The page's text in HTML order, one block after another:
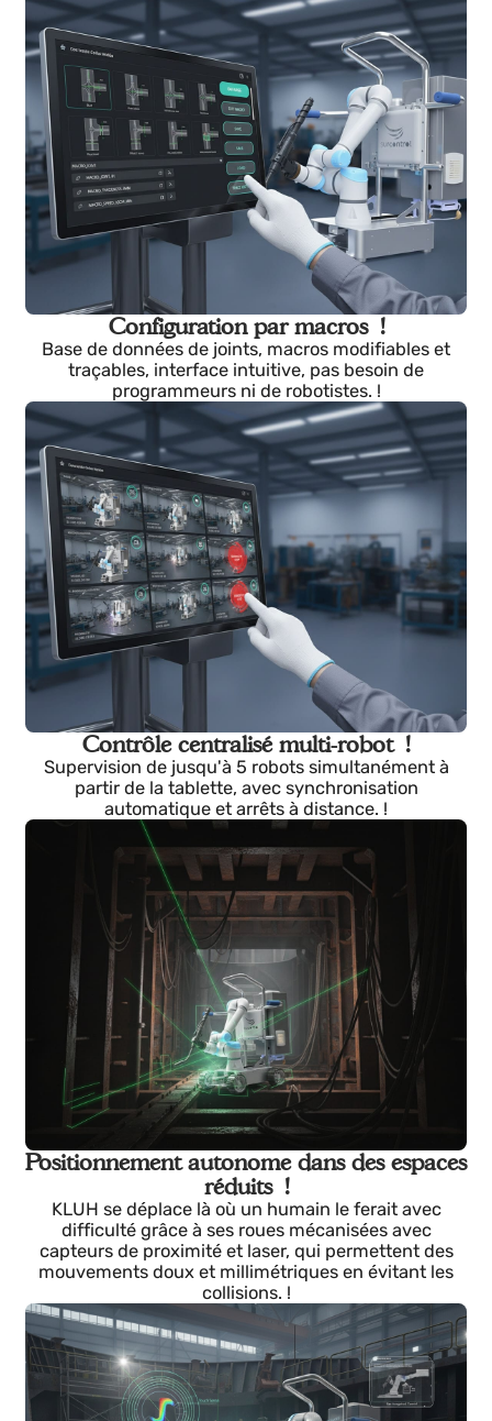
Détection intelligente avec Vision 3D !
Balayage submillimétrique, nuage de points,
identification automatique du profil à souder et
réglage automatique de la trajectoire. !
Configuration par macros !
Base de données de joints, macros modifiables et
traçables, interface intuitive, pas besoin de
programmeurs ni de robotistes. !
Contrôle centralisé multi-robot !
Supervision de jusqu'à 5 robots simultanément à
partir de la tablette, avec synchronisation
automatique et arrêts à distance. !